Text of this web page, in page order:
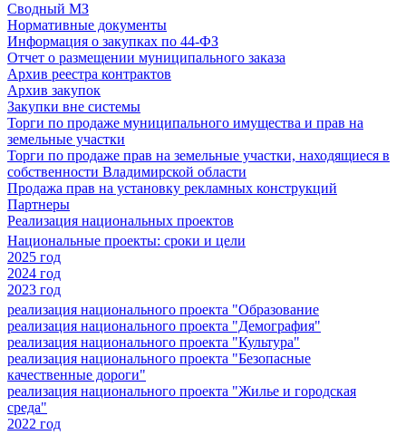
Сводный МЗ
Нормативные документы
Информация о закупках по 44-ФЗ
Отчет о размещении муниципального заказа
Архив реестра контрактов
Архив закупок
Закупки вне системы
Торги по продаже муниципального имущества и прав на
земельные участки
Торги по продаже прав на земельные участки, находящиеся в
собственности Владимирской области
Продажа прав на установку рекламных конструкций
Партнеры
Реализация национальных проектов
Национальные проекты: сроки и цели
2025 год
2024 год
2023 год
реализация национального проекта "Образование
реализация национального проекта "Демография"
реализация национального проекта "Культура"
реализация национального проекта "Безопасные
качественные дороги"
реализация национального проекта "Жилье и городская
среда"
2022 год